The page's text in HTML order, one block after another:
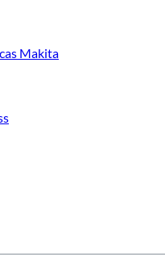
Makita